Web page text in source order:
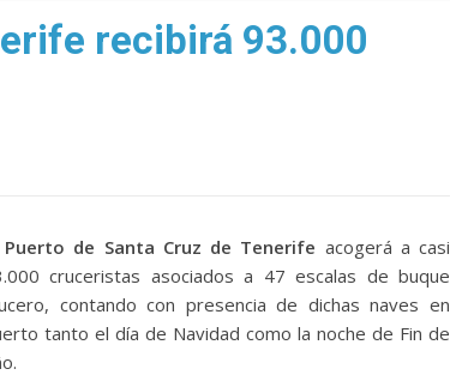
recibirá 93.000
Puerto de Santa Cruz de Tenerife acogerá a casi
cruceristas asociados a 47 escalas de buque
contando con presencia de dichas naves en
tanto el día de Navidad como la noche de Fin de